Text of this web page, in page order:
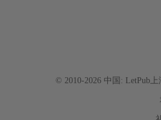
© 2010-2026 中国: LetPub上